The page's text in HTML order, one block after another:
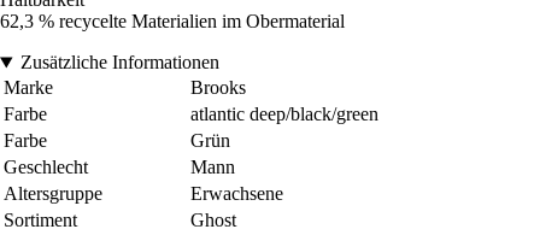
62,3 % recycelte Materialien im Obermaterial
Zusätzliche Informationen
Marke
Brooks
Farbe
atlantic deep/black/green
Farbe
Grün
Geschlecht
Mann
Altersgruppe
Erwachsene
Sortiment
Ghost